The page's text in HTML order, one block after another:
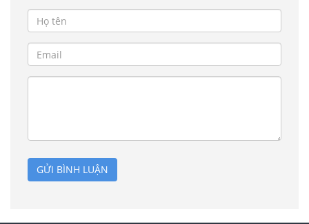
GỬI BÌNH LUẬN